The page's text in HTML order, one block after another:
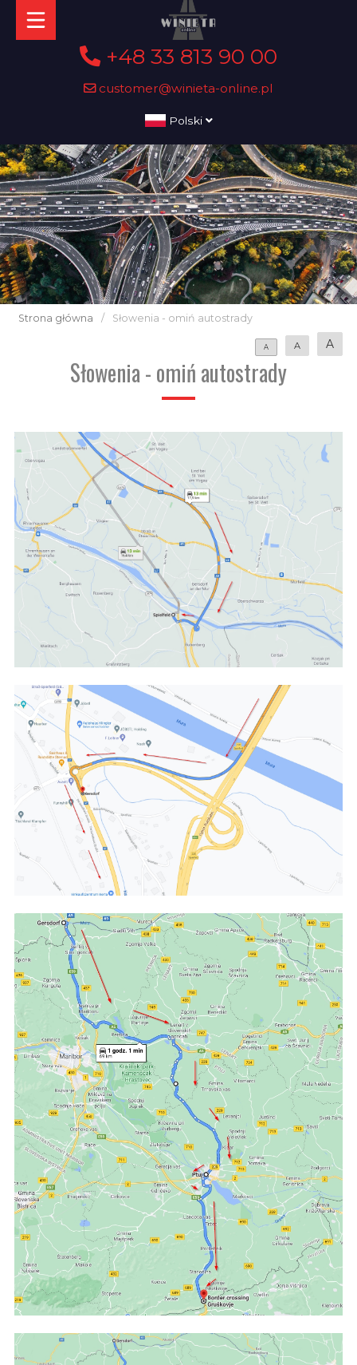
+48 33 813 90 00
customer@winieta-online.pl
Polski
Strona główna / Słowenia - omiń autostrady
A A A
Słowenia - omiń autostrady